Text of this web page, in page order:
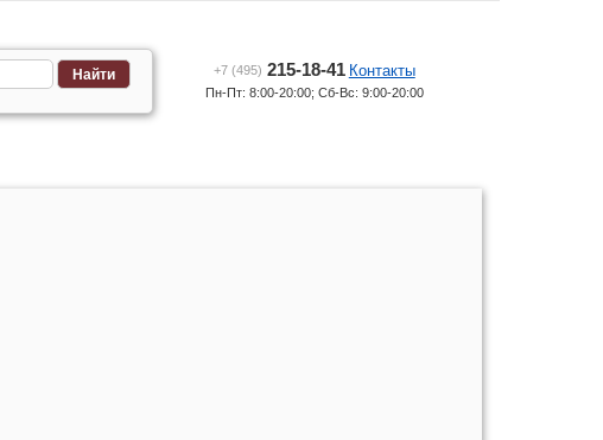
Найти +7 (495) 215-18-41 Контакты
Пн-Пт: 8:00-20:00; Сб-Вс: 9:00-20:00